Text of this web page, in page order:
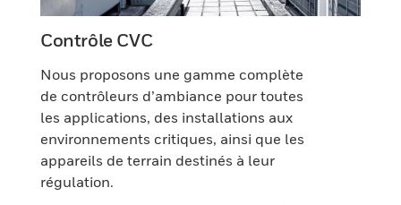
Contrôle CVC
Nous proposons une gamme complète
de contrôleurs d’ambiance pour toutes
les applications, des installations aux
environnements critiques, ainsi que les
appareils de terrain destinés à leur
régulation.